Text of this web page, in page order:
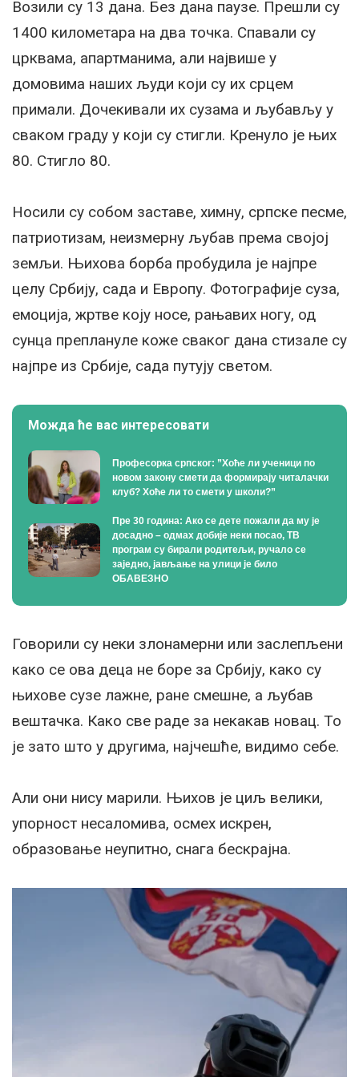
Возили су 13 дана. Без дана паузе. Прешли су
1400 километара на два точка. Спавали су
црквама, апартманима, али највише у
домовима наших људи који су их срцем
примали. Дочекивали их сузама и љубављу у
сваком граду у који су стигли. Кренуло је њих
80. Стигло 80.
Носили су собом заставе, химну, српске песме,
патриотизам, неизмерну љубав према својој
земљи. Њихова борба пробудила је најпре
целу Србију, сада и Европу. Фотографије суза,
емоција, жртве коју носе, рањавих ногу, од
сунца преплануле коже сваког дана стизале су
најпре из Србије, сада путују светом.
Можда ће вас интересовати
Професорка српског: ”Хоће ли ученици по
новом закону смети да формирају читалачки
клуб? Хоће ли то смети у школи?”
Пре 30 година: Ако се дете пожали да му је
досадно – одмах добије неки посао, ТВ
програм су бирали родитељи, ручало се
заједно, јављање на улици је било
ОБАВЕЗНО
Говорили су неки злонамерни или заслепљени
како се ова деца не боре за Србију, како су
њихове сузе лажне, ране смешне, а љубав
вештачка. Како све раде за некакав новац. То
је зато што у другима, најчешће, видимо себе.
Али они нису марили. Њихов је циљ велики,
упорност несаломива, осмех искрен,
образовање неупитно, снага бескрајна.